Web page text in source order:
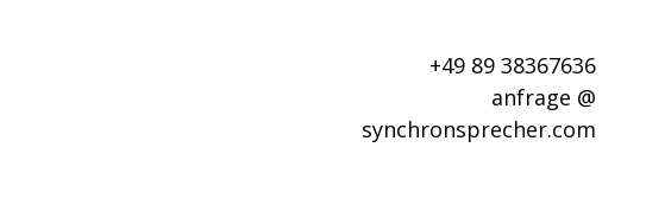
+49 89 38367636
anfrage @
synchronsprecher.com